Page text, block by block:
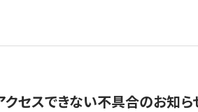
セスできない不具合のお知ら